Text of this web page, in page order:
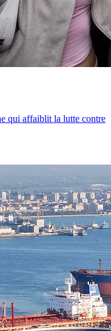
qui affaiblit la lutte contre